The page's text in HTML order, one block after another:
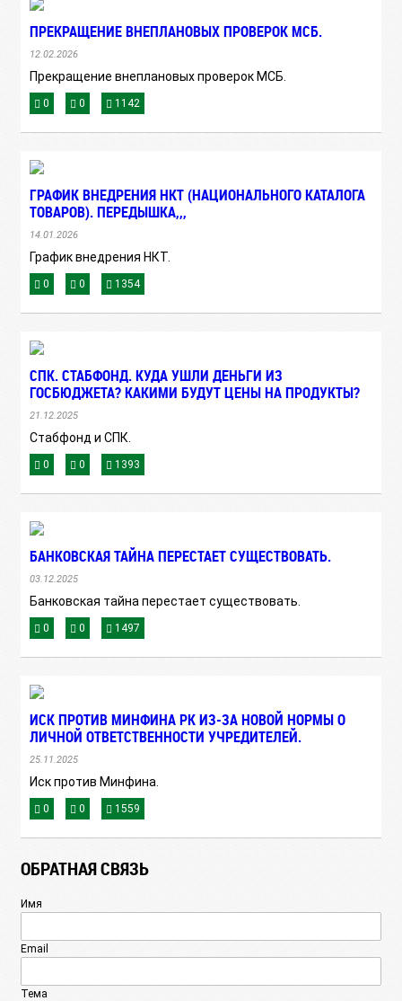
ПРЕКРАЩЕНИЕ ВНЕПЛАНОВЫХ ПРОВЕРОК МСБ.
12.02.2026
Прекращение внеплановых проверок МСБ.
0 0 1142
ГРАФИК ВНЕДРЕНИЯ НКТ (НАЦИОНАЛЬНОГО КАТАЛОГА
ТОВАРОВ). ПЕРЕДЫШКА,,,
14.01.2026
График внедрения НКТ.
0 0 1354
СПК. СТАБФОНД. КУДА УШЛИ ДЕНЬГИ ИЗ
ГОСБЮДЖЕТА? КАКИМИ БУДУТ ЦЕНЫ НА ПРОДУКТЫ?
21.12.2025
Стабфонд и СПК.
0 0 1393
БАНКОВСКАЯ ТАЙНА ПЕРЕСТАЕТ СУЩЕСТВОВАТЬ.
03.12.2025
Банковская тайна перестает существовать.
0 0 1497
ИСК ПРОТИВ МИНФИНА РК ИЗ-ЗА НОВОЙ НОРМЫ О
ЛИЧНОЙ ОТВЕТСТВЕННОСТИ УЧРЕДИТЕЛЕЙ.
25.11.2025
Иск против Минфина.
0 0 1559
ОБРАТНАЯ СВЯЗЬ
Имя
Email
Тема